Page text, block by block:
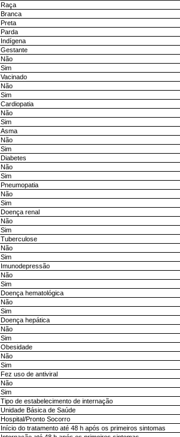
Raça
Branca
Preta
Parda
Indígena
Gestante
Não
Sim
Vacinado
Não
Sim
Cardiopatia
Não
Sim
Asma
Não
Sim
Diabetes
Não
Sim
Pneumopatia
Não
Sim
Doença renal
Não
Sim
Tuberculose
Não
Sim
Imunodepressão
Não
Sim
Doença hematológica
Não
Sim
Doença hepática
Não
Sim
Obesidade
Não
Sim
Fez uso de antiviral
Não
Sim
Tipo de estabelecimento de internação
Unidade Básica de Saúde
Hospital/Pronto Socorro
Início do tratamento até 48 h após os primeiros sintomas